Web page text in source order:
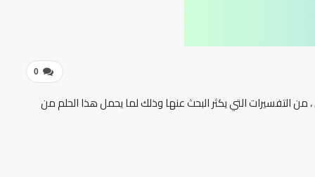
0
من التفسيرات التي يكثر البحث عنها وذلك لما يحمل هذا الحلم من